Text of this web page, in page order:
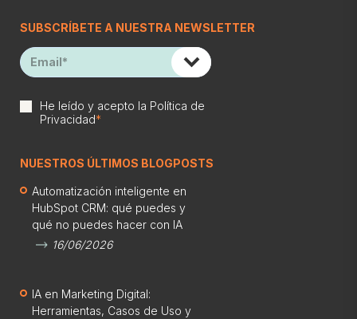
SUBSCRÍBETE A NUESTRA NEWSLETTER
He leído y acepto la Política de
Privacidad*
NUESTROS ÚLTIMOS BLOGPOSTS
Automatización inteligente en
HubSpot CRM: qué puedes y
qué no puedes hacer con IA
16/06/2026
IA en Marketing Digital:
Herramientas, Casos de Uso y